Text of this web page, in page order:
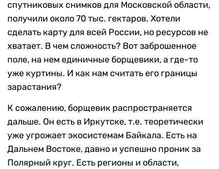
спутниковых снимков для Московской области,
получили около 70 тыс. гектаров. Хотели
сделать карту для всей России, но ресурсов не
хватает. В чем сложность? Вот заброшенное
поле, на нем единичные борщевики, а где-то
уже куртины. И как нам считать его границы
зарастания?
К сожалению, борщевик распространяется
дальше. Он есть в Иркутске, т.е. теоретически
уже угрожает экосистемам Байкала. Есть на
Дальнем Востоке, давно и успешно проник за
Полярный круг. Есть регионы и области,